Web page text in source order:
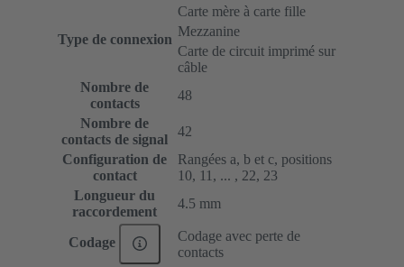
Type de connexion
Carte mère à carte fille
Mezzanine
Carte de circuit imprimé sur
câble
Nombre de
contacts
48
Nombre de
contacts de signal
42
Configuration de
contact
Rangées a, b et c, positions
10, 11, ... , 22, 23
Longueur du
raccordement
4.5 mm
Codage
Codage avec perte de
contacts